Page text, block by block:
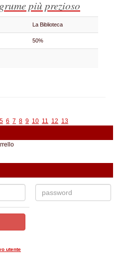
più prezioso
La Biblioteca
50%
5 6 7 8 9 10 11 12 13
utente